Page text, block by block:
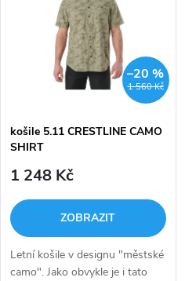
1 560 Kč
–20 %
košile 5.11 CRESTLINE CAMO
SHIRT
1 248 Kč
ZOBRAZIT
Letní košile v designu "městské
camo". Jako obvykle je i tato